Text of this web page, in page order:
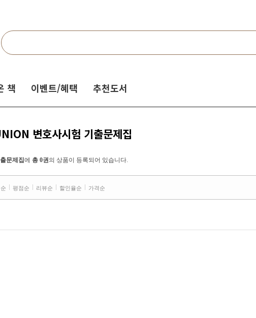
책 이벤트/혜택 추천도서
변호사시험 기출문제집
평점순 리뷰순 할인율순 가격순
문제집에 총 0권의 상품이 등록되어 있습니다.